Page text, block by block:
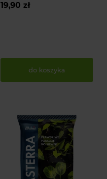
19,90 zł
do koszyka